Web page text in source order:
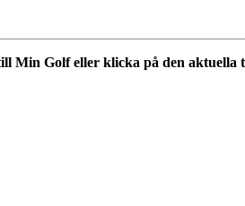
Min Golf eller klicka på den aktuella